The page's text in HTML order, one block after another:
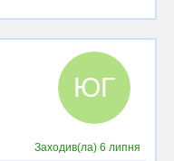
ЮГ
Заходив(ла)6 липня